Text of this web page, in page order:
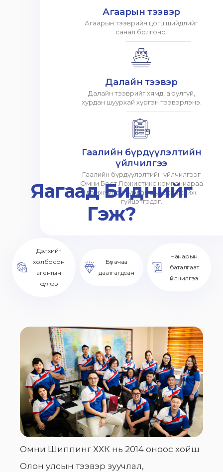
Агаарын тээвэр
Агаарын тээврийн цогц шийдлийг
санал болгоно.
Далайн тээвэр
Далайн тээврийг хямд, аюулгүй,
хурдан шуурхай хүргэн тээвэрлэнэ.
Гаалийн бүрдүүлэлтийн
үйлчилгээ
Гаалийн бүрдүүлэлтийн үйлчилгээг
Омни Бест Ложистикс компаниараа
дамжуулан хурдан шуурхай хийж
гүйцэтгэдэг.
Яагаад Биднийг
Гэж?
Дэлхийг
холбосон
агентын
сүлжээ
Бүх ачаа
даатгагдсан
Чанарын
баталгаат
үйлчилгээ
Омни Шиппинг ХХК нь 2014 оноос хойш
Олон улсын тээвэр зуучлал,